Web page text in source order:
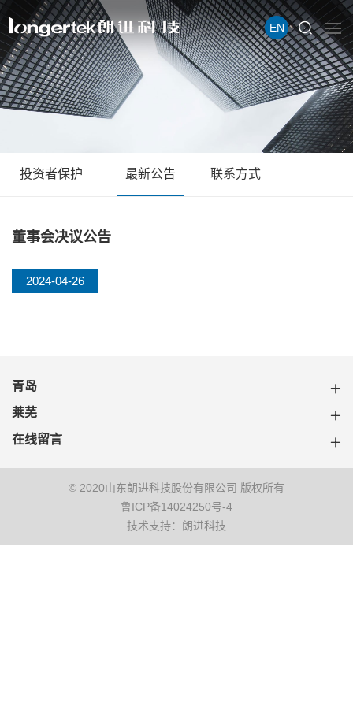
EN
投资者保护 最新公告 联系方式
董事会决议公告
2024-04-26
青岛
莱芜
在线留言
© 2020山东朗进科技股份有限公司 版权所有
鲁ICP备14024250号-4
技术支持：朗进科技